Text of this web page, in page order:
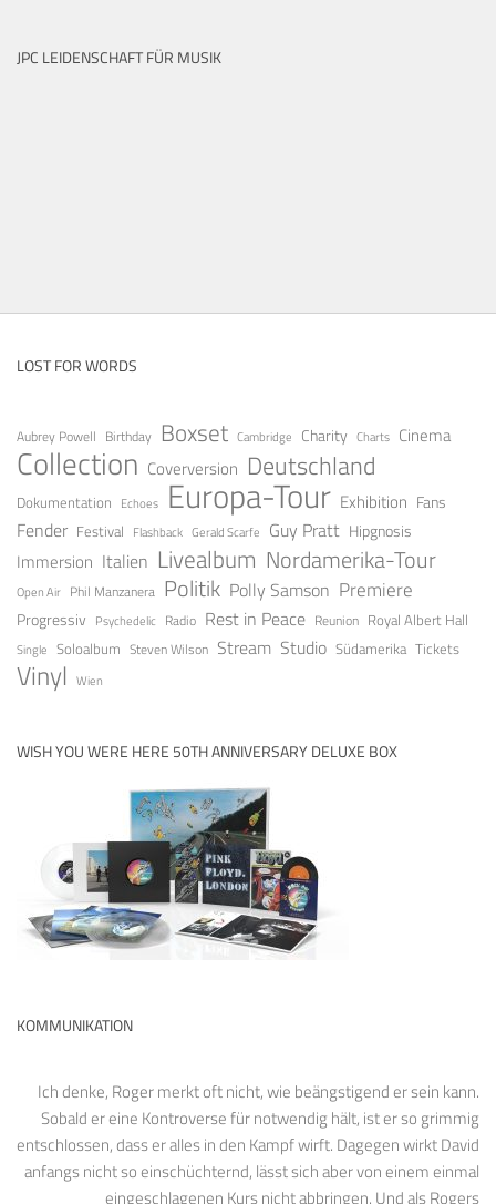
JPC LEIDENSCHAFT FÜR MUSIK
LOST FOR WORDS
Aubrey Powell Birthday Boxset Cambridge Charity Charts Cinema
Collection Coverversion Deutschland
Dokumentation Echoes Europa-Tour Exhibition Fans
Fender Festival Flashback Gerald Scarfe Guy Pratt Hipgnosis
Immersion Italien Livealbum Nordamerika-Tour
Open Air Phil Manzanera Politik Polly Samson Premiere
Progressiv Psychedelic Radio Rest in Peace Reunion Royal Albert Hall
Single Soloalbum Steven Wilson Stream Studio Südamerika Tickets
Vinyl Wien
WISH YOU WERE HERE 50TH ANNIVERSARY DELUXE BOX
KOMMUNIKATION
Ich denke, Roger merkt oft nicht, wie beängstigend er sein kann.
Sobald er eine Kontroverse für notwendig hält, ist er so grimmig
entschlossen, dass er alles in den Kampf wirft. Dagegen wirkt David
anfangs nicht so einschüchternd, lässt sich aber von einem einmal
eingeschlagenen Kurs nicht abbringen. Und als Rogers